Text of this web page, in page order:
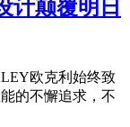
计颠覆明日
欧克利始终致
的不懈追求，不